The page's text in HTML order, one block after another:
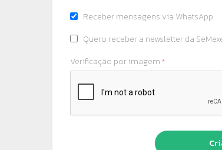
Receber mensagens via WhatsApp
Quero receber a newsletter da
Verificação por imagem